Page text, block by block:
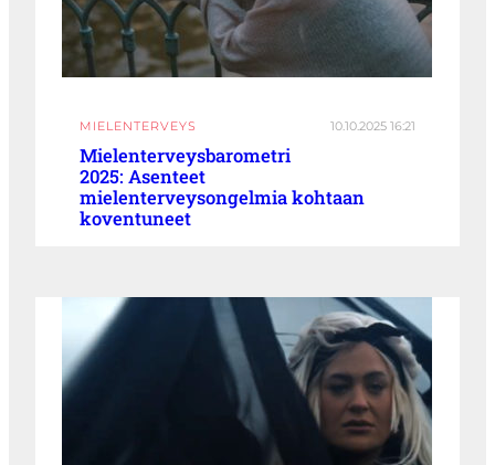
MIELENTERVEYS 10.10.2025 16:21
Mielenterveysbarometri
2025: Asenteet
mielenterveysongelmia kohtaan
koventuneet